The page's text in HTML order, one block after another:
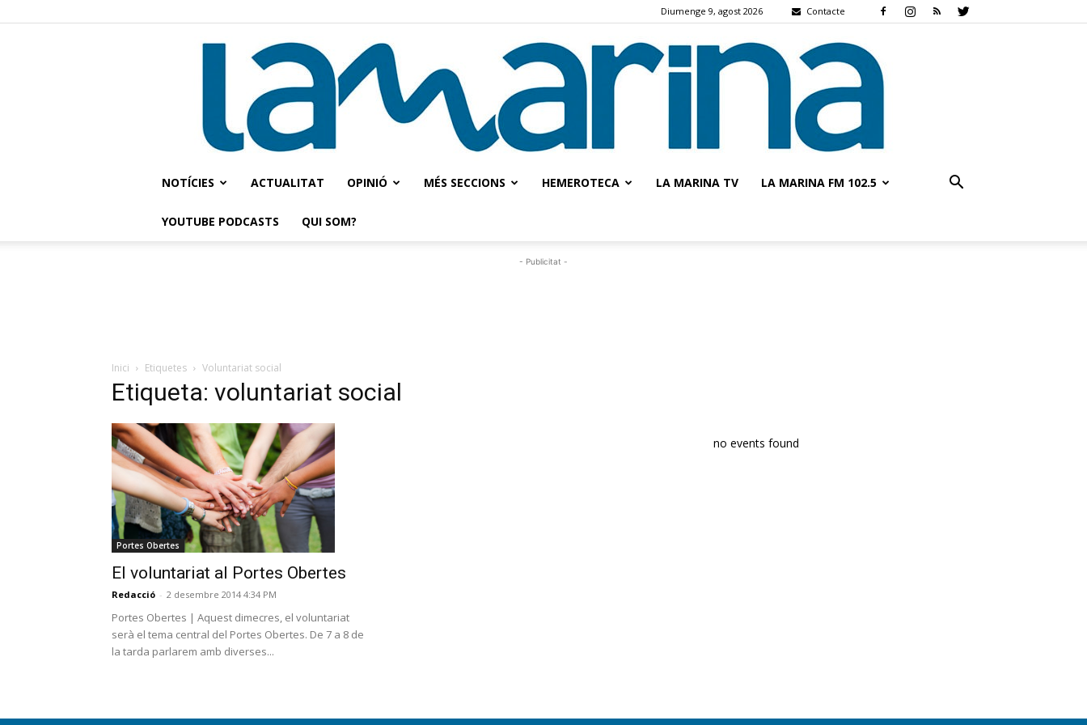
Diumenge 9, agost 2026 Contacte
NOTÍCIES ACTUALITAT OPINIÓ MÉS SECCIONS HEMEROTECA LA MARINA TV LA MARINA FM 102.5
YOUTUBE PODCASTS QUI SOM?
- Publicitat -
Inici Etiquetes Voluntariat social
Etiqueta: voluntariat social
Portes Obertes
El voluntariat al Portes Obertes
Redacció - 2 desembre 2014 4:34 PM
Portes Obertes | Aquest dimecres, el voluntariat
serà el tema central del Portes Obertes. De 7 a 8 de
la tarda parlarem amb diverses...
no events found